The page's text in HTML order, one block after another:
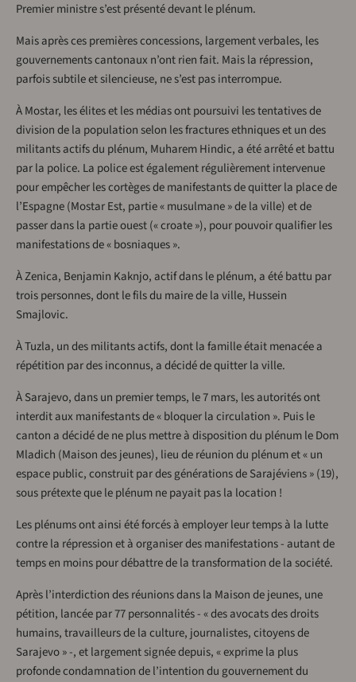
Premier ministre s’est présenté devant le plénum.
Mais après ces premières concessions, largement verbales, les
gouvernements cantonaux n’ont rien fait. Mais la répression,
parfois subtile et silencieuse, ne s’est pas interrompue.
À Mostar, les élites et les médias ont poursuivi les tentatives de
division de la population selon les fractures ethniques et un des
militants actifs du plénum, Muharem Hindic, a été arrêté et battu
par la police. La police est également régulièrement intervenue
pour empêcher les cortèges de manifestants de quitter la place de
l’Espagne (Mostar Est, partie « musulmane » de la ville) et de
passer dans la partie ouest (« croate »), pour pouvoir qualifier les
manifestations de « bosniaques ».
À Zenica, Benjamin Kaknjo, actif dans le plénum, a été battu par
trois personnes, dont le fils du maire de la ville, Hussein
Smajlovic.
À Tuzla, un des militants actifs, dont la famille était menacée a
répétition par des inconnus, a décidé de quitter la ville.
À Sarajevo, dans un premier temps, le 7 mars, les autorités ont
interdit aux manifestants de « bloquer la circulation ». Puis le
canton a décidé de ne plus mettre à disposition du plénum le Dom
Mladich (Maison des jeunes), lieu de réunion du plénum et « un
espace public, construit par des générations de Sarajéviens » (19),
sous prétexte que le plénum ne payait pas la location !
Les plénums ont ainsi été forcés à employer leur temps à la lutte
contre la répression et à organiser des manifestations - autant de
temps en moins pour débattre de la transformation de la société.
Après l’interdiction des réunions dans la Maison de jeunes, une
pétition, lancée par 77 personnalités - « des avocats des droits
humains, travailleurs de la culture, journalistes, citoyens de
Sarajevo » -, et largement signée depuis, « exprime la plus
profonde condamnation de l’intention du gouvernement du